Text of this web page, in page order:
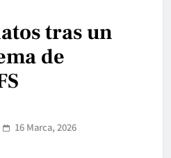
tras un
de
16 Marca, 2026